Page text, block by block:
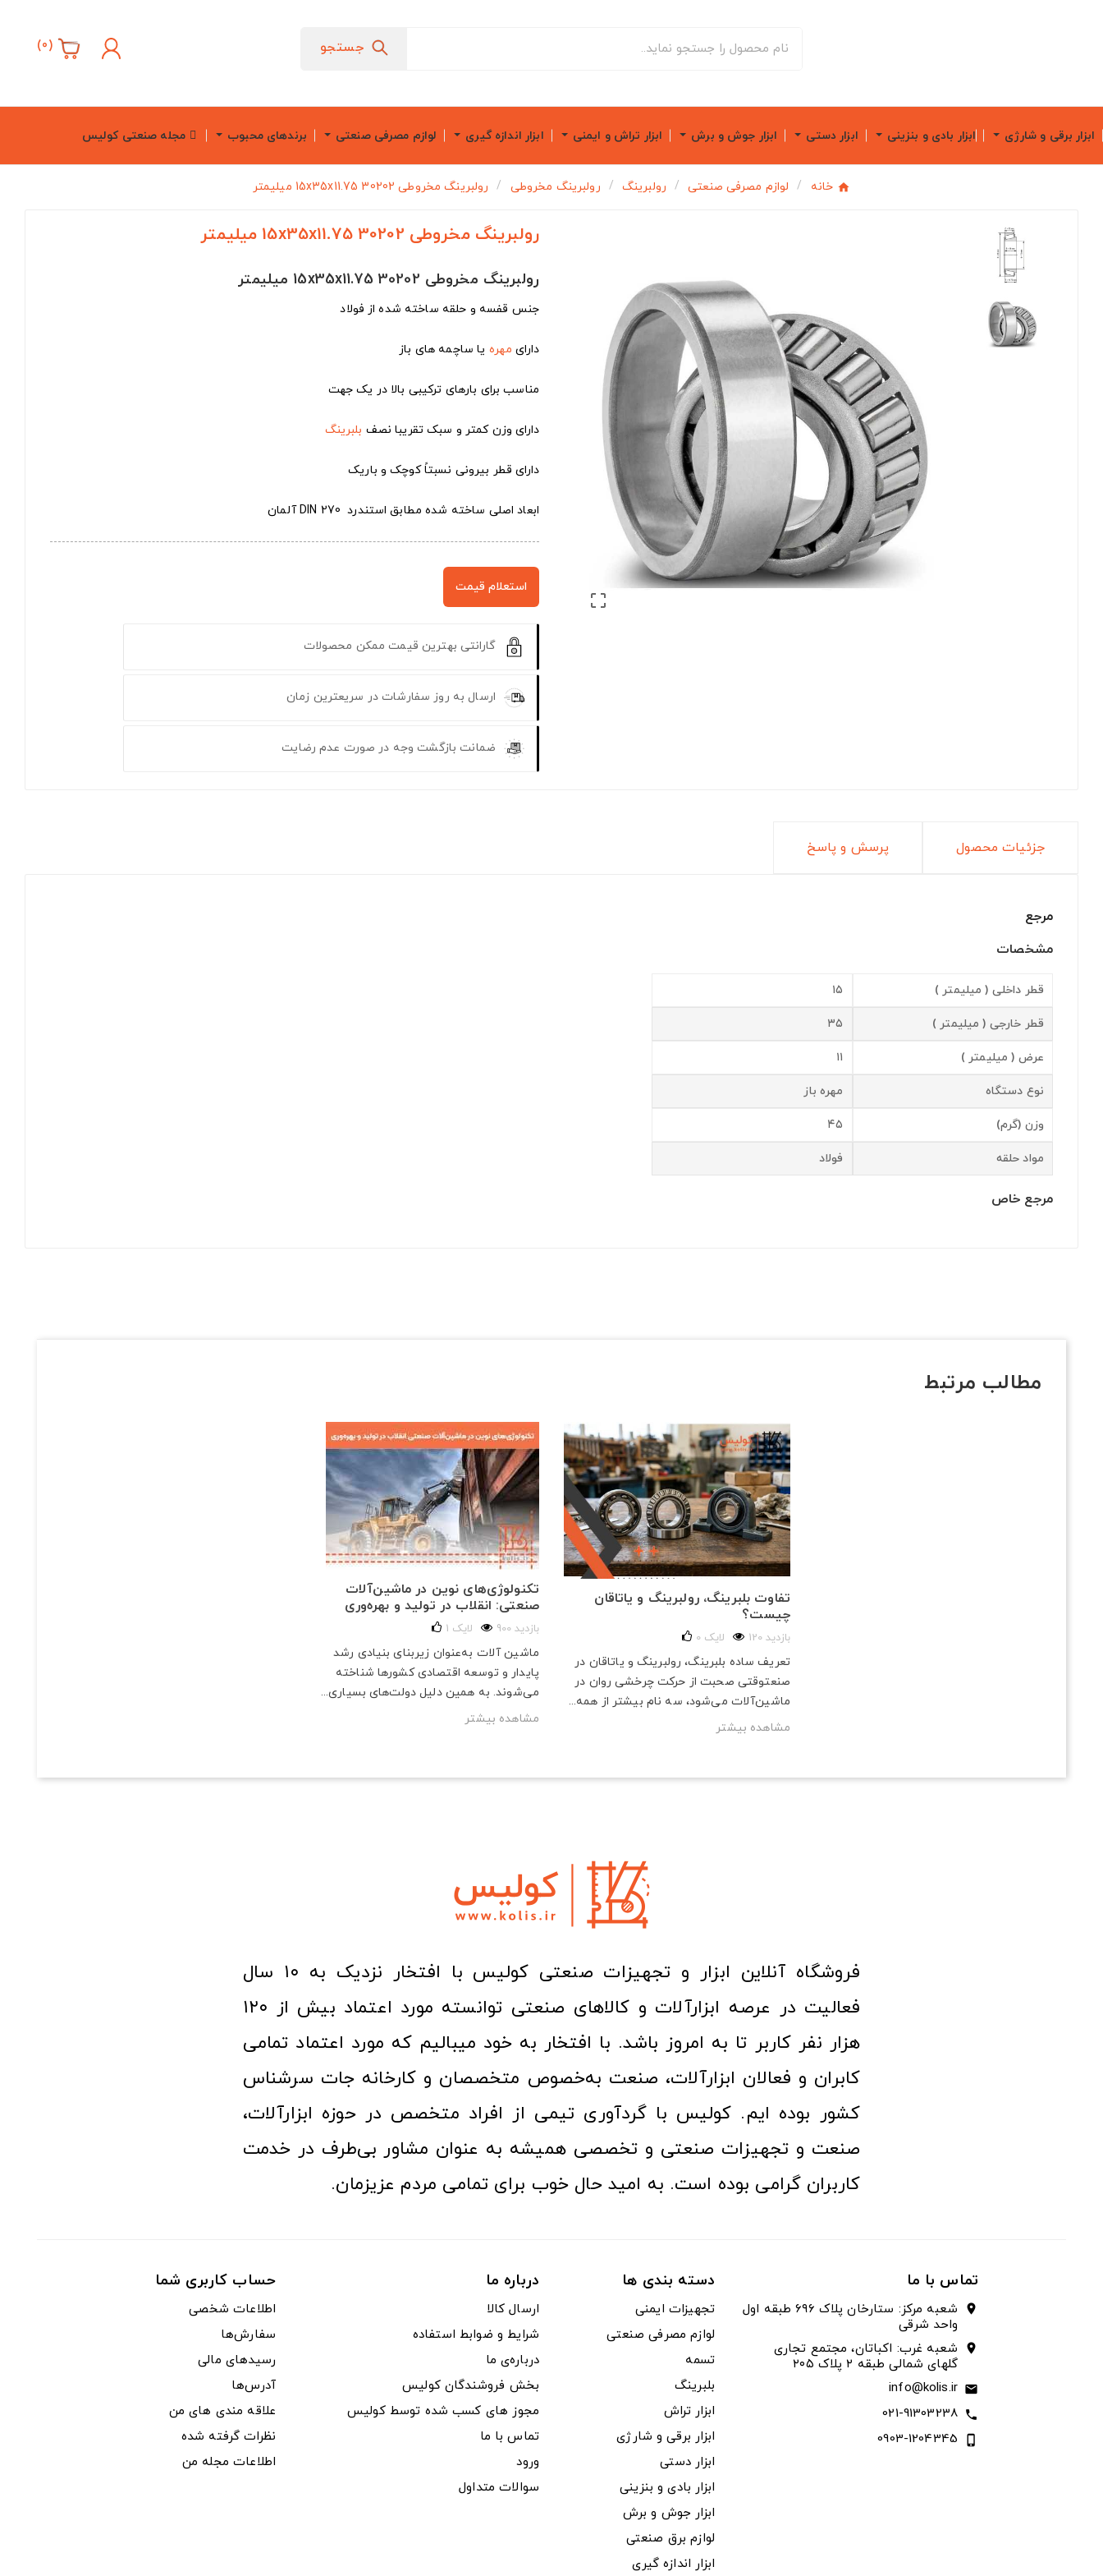
جستجو (
0
)
ابزار برقی و شارژی ابزار بادی و بنزینی ابزار دستی ابزار جوش و برش ابزار تراش و ایمنی ابزار اندازه گیری لوازم مصرفی صنعتی برندهای محبوب مجله صنعتی کولیس
خانه لوازم مصرفی صنعتی رولبرینگ رولبرینگ مخروطی رولبرینگ مخروطی 30202 15x35x11.75 میلیمتر

رولبرینگ مخروطی 30202 15x35x11.75 میلیمتر
رولبرینگ مخروطی 30202 15x35x11.75 میلیمتر
جنس قفسه و حلقه ساخته شده از فولاد
دارای مهره یا ساچمه های باز
مناسب برای بارهای ترکیبی بالا در یک جهت
دارای وزن کمتر و سبک تقریبا نصف بلبرینگ
دارای قطر بیرونی نسبتاً کوچک و باریک
ابعاد اصلی ساخته شده مطابق استندرد DIN 270 آلمان
استعلام قیمت
گارانتی بهترین قیمت ممکن محصولات
ارسال به روز سفارشات در سریعترین زمان
ضمانت بازگشت وجه در صورت عدم رضایت
جزئیات محصول پرسش و پاسخ
مرجع
مشخصات
قطر داخلی ( میلیمتر ) ۱۵
قطر خارجی ( میلیمتر ) ۳۵
عرض ( میلیمتر ) ۱۱
نوع دستگاه مهره باز
وزن (گرم) ۴۵
مواد حلقه فولاد
مرجع خاص
مطالب مرتبط
تکنولوژی‌های نوین در ماشین‌آلات
صنعتی: انقلاب در تولید و بهره‌وری
900 بازدید 1 لایک
ماشین آلات به‌عنوان زیربنای بنیادی رشد
پایدار و توسعه اقتصادی کشورها شناخته
می‌شوند. به همین دلیل دولت‌های بسیاری...
مشاهده بیشتر
تفاوت بلبرینگ، رولبرینگ و یاتاقان
چیست؟
120 بازدید 0 لایک
تعریف ساده بلبرینگ، رولبرینگ و یاتاقان در
صنعتوقتی صحبت از حرکت چرخشی روان در
ماشین‌آلات می‌شود، سه نام بیشتر از همه...
مشاهده بیشتر
فروشگاه آنلاین ابزار و تجهیزات صنعتی کولیس با افتخار نزدیک به ۱۰ سال
فعالیت در عرصه ابزارآلات و کالاهای صنعتی توانسته مورد اعتماد بیش از ۱۲۰
هزار نفر کاربر تا به امروز باشد. با افتخار به خود میبالیم که مورد اعتماد تمامی
کابران و فعالان ابزارآلات، صنعت به‌خصوص متخصصان و کارخانه جات سرشناس
کشور بوده ایم. کولیس با گردآوری تیمی از افراد متخصص در حوزه ابزارآلات،
صنعت و تجهیزات صنعتی و تخصصی همیشه به عنوان مشاور بی‌طرف در خدمت
کاربران گرامی بوده است. به امید حال خوب برای تمامی مردم عزیزمان.
تماس با ما
location_on
شعبه مرکز: ستارخان پلاک ۶۹۶ طبقه اول
واحد شرقی
location_on
شعبه غرب: اکباتان، مجتمع تجاری
گلهای شمالی طبقه ۲ پلاک ۲۰۵
email
info@kolis.ir
call
021-91303238
phone_iphone
0903-1204345
دسته بندی ها
تجهیزات ایمنی
لوازم مصرفی صنعتی
تسمه
بلبرینگ
ابزار تراش
ابزار برقی و شارژی
ابزار دستی
ابزار بادی و بنزینی
ابزار جوش و برش
لوازم برق صنعتی
ابزار اندازه گیری
درباره ما
ارسال کالا
شرایط و ضوابط استفاده
درباره‌ی ما
بخش فروشندگان کولیس
مجوز های کسب شده توسط کولیس
تماس با ما
ورود
سوالات متداول
حساب کاربری شما
اطلاعات شخصی
سفارش‌ها
رسیدهای مالی
آدرس‌ها
علاقه مندی های من
نظرات گرفته شده
اطلاعات مجله من